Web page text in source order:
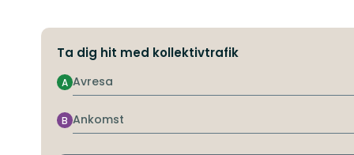
Ta dig hit med kollektivtrafik
Avresa
A
Ankomst
B